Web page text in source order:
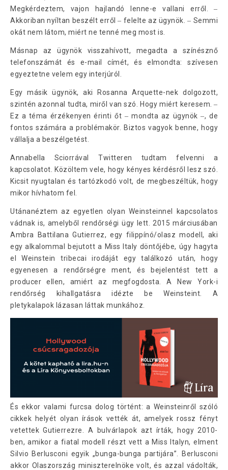
Megkérdeztem, vajon hajlandó lenne-e vallani erről. ‒
Akkoriban nyíltan beszélt erről ‒ felelte az ügynök. ‒ Semmi
okát nem látom, miért ne tenné meg most is.
Másnap az ügynök visszahívott, megadta a színésznő
telefonszámát és e-mail címét, és elmondta: szívesen
egyeztetne velem egy interjúról.
Egy másik ügynök, aki Rosanna Arquette-nek dolgozott,
szintén azonnal tudta, miről van szó. Hogy miért keresem. ‒
Ez a téma érzékenyen érinti őt ‒ mondta az ügynök ‒, de
fontos számára a problémakör. Biztos vagyok benne, hogy
vállalja a beszélgetést.
Annabella Sciorrával Twitteren tudtam felvenni a
kapcsolatot. Közöltem vele, hogy kényes kérdésről lesz szó.
Kicsit nyugtalan és tartózkodó volt, de megbeszéltük, hogy
mikor hívhatom fel.
Utánanéztem az egyetlen olyan Weinsteinnel kapcsolatos
vádnak is, amelyből rendőrségi ügy lett. 2015 márciusában
Ambra Battilana Gutierrez, egy filippínó/olasz modell, aki
egy alkalommal bejutott a Miss Italy döntőjébe, úgy hagyta
el Weinstein tribecai irodáját egy találkozó után, hogy
egyenesen a rendőrségre ment, és bejelentést tett a
producer ellen, amiért az megfogdosta. A New York-i
rendőrség kihallgatásra idézte be Weinsteint. A
pletykalapok lázasan láttak munkához.
És ekkor valami furcsa dolog történt: a Weinsteinről szóló
cikkek helyét olyan írások vették át, amelyek rossz fényt
vetettek Gutierrezre. A bulvárlapok azt írták, hogy 2010-
ben, amikor a fiatal modell részt vett a Miss Italyn, elment
Silvio Berlusconi egyik „bunga-bunga partijára”. Berlusconi
akkor Olaszország miniszterelnöke volt, és azzal vádolták,